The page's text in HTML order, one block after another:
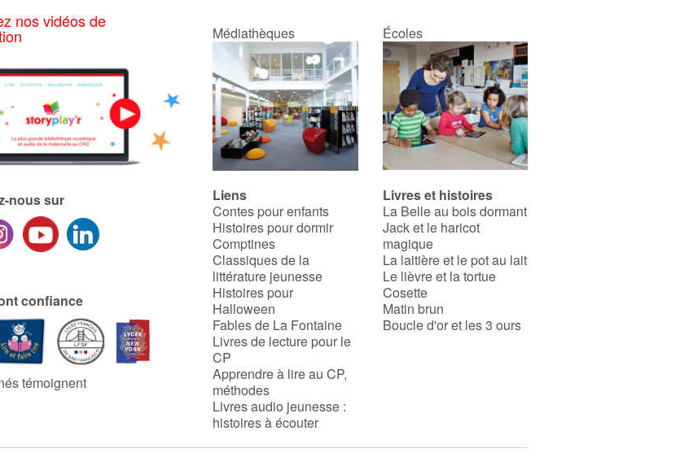
nos vidéos de
nous sur
confiance
témoignent
Médiathèques Écoles
Liens
Contes pour enfants
Histoires pour dormir
Comptines
Classiques de la
littérature jeunesse
Histoires pour
Halloween
Fables de La Fontaine
Livres de lecture pour le
CP
Apprendre à lire au CP,
méthodes
Livres audio jeunesse :
histoires à écouter
Livres et histoires
La Belle au bois dormant
Jack et le haricot
magique
La laitière et le pot au lait
Le lièvre et la tortue
Cosette
Matin brun
Boucle d'or et les 3 ours